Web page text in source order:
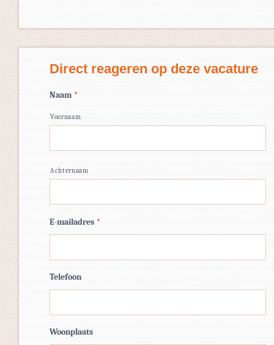
Direct reageren op deze vacature
Naam *
Voornaam
Achternaam
E-mailadres *
Telefoon
Woonplaats